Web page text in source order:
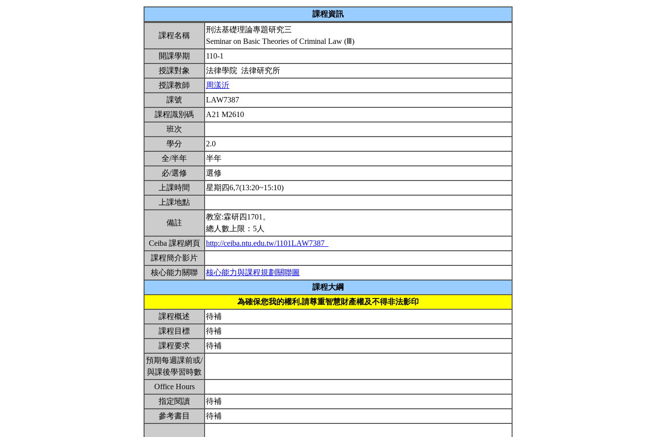
課程資訊
課程名稱
刑法基礎理論專題研究三
Seminar on Basic Theories of Criminal Law (Ⅲ)
開課學期
110-1
授課對象
法律學院 法律研究所
授課教師
周漾沂
課號
LAW7387
課程識別碼
A21 M2610
班次
學分
2.0
全/半年
半年
必/選修
選修
上課時間
星期四6,7(13:20~15:10)
上課地點
備註
教室:霖研四1701。
總人數上限：5人
Ceiba 課程網頁
http://ceiba.ntu.edu.tw/1101LAW7387_
課程簡介影片
核心能力關聯
核心能力與課程規劃關聯圖
課程大綱
為確保您我的權利,請尊重智慧財產權及不得非法影印
課程概述
待補
課程目標
待補
課程要求
待補
預期每週課前或/
與課後學習時數
Office Hours
指定閱讀
待補
參考書目
待補